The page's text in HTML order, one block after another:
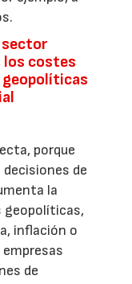
sector
costes
porque
de
la
inflación o
de